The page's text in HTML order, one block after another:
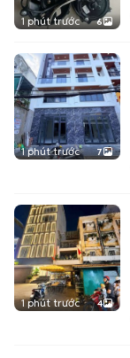
1 phút trước 6
1 phút trước 7
1 phút trước 4